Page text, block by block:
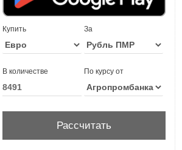
Купить За
В количестве По курсу от